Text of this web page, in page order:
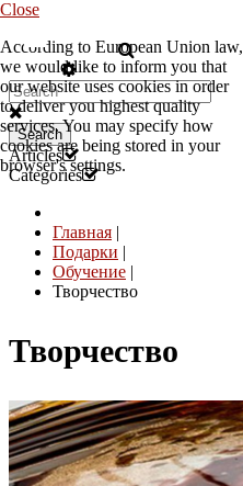
Close
According to European Union law,
we would like to inform you that
our website uses cookies in order
to deliver you highest quality
services. You may specify how
cookies are being stored in your
browser's settings.
RU
Search
Articles
Categories
Главная |
Подарки |
Обучение |
Творчество
Творчество